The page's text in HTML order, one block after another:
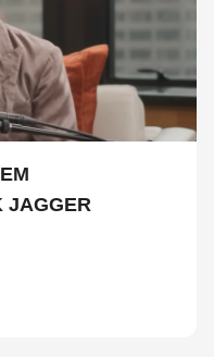
JAGGER